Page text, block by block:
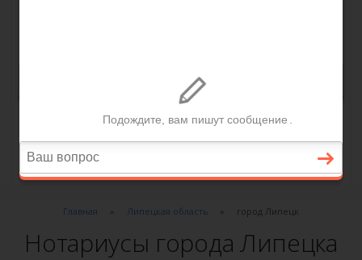
Главная Липецкая область город Липецк
Нотариусы города Липецка